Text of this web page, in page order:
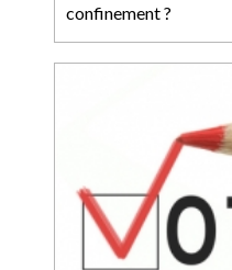
confinement ?